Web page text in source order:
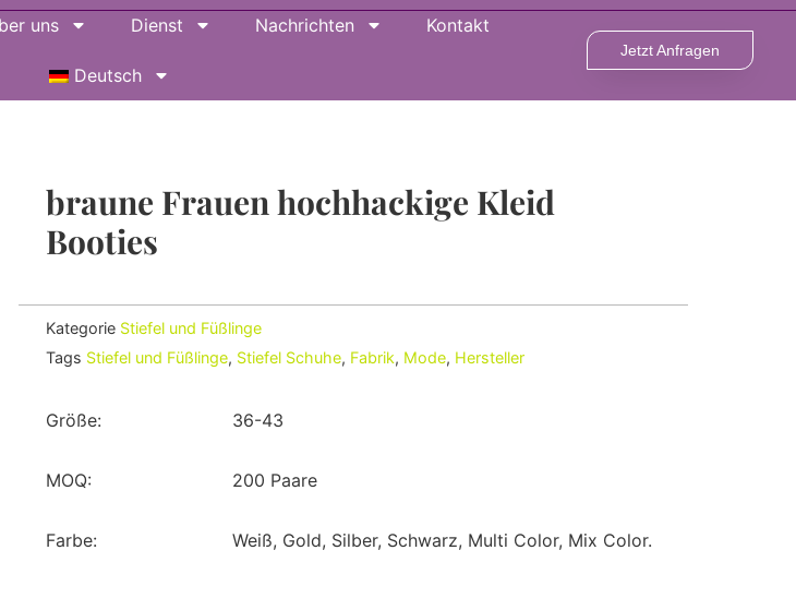
uns Dienst Nachrichten Kontakt
Deutsch
Jetzt Anfragen
braune Frauen hochhackige Kleid
Booties
Kategorie Stiefel und Füßlinge
Tags Stiefel und Füßlinge, Stiefel Schuhe, Fabrik, Mode, Hersteller
Größe: 36-43
MOQ: 200 Paare
Farbe: Weiß, Gold, Silber, Schwarz, Multi Color, Mix Color.